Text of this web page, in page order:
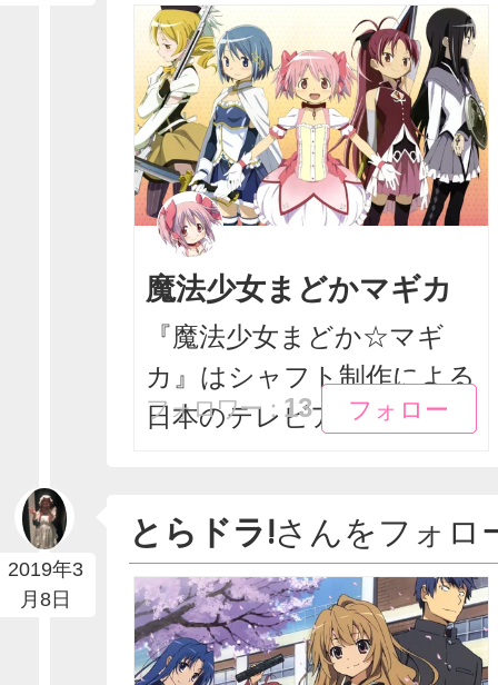
魔法少女まどかマギカ
『魔法少女まどか☆マギ
カ』はシャフト制作による
日本のテレビアニメ作品...
フォロー
フォロー
フォロワー： 13
2019年3
月8日
とらドラ!さんをフォロ